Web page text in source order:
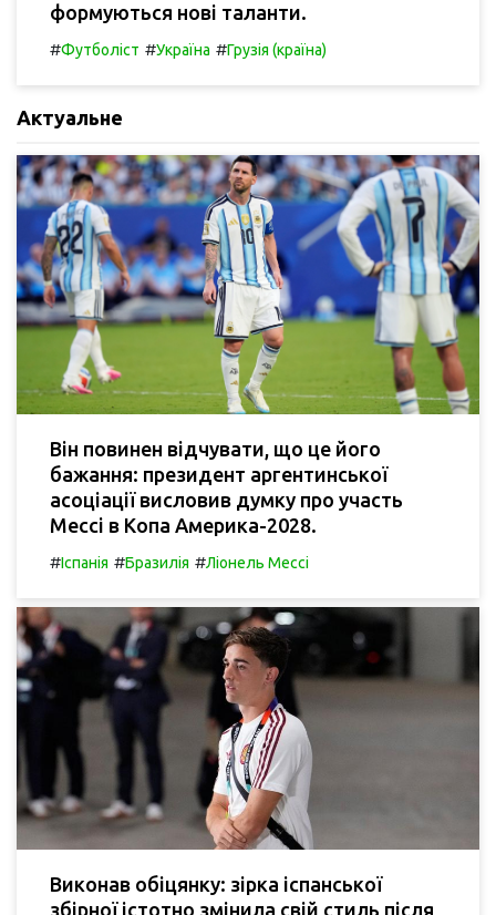
формуються нові таланти.
#Футболіст #Україна #Грузія (країна)
Актуальне
Він повинен відчувати, що це його
бажання: президент аргентинської
асоціації висловив думку про участь
Мессі в Копа Америка-2028.
#Іспанія #Бразилія #Ліонель Мессі
Виконав обіцянку: зірка іспанської
збірної істотно змінила свій стиль після